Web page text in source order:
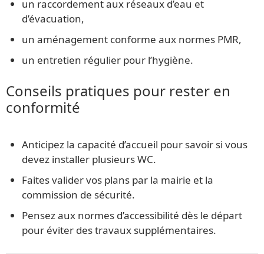
un raccordement aux réseaux d’eau et
d’évacuation,
un aménagement conforme aux normes PMR,
un entretien régulier pour l’hygiène.
Conseils pratiques pour rester en
conformité
Anticipez la capacité d’accueil pour savoir si vous
devez installer plusieurs WC.
Faites valider vos plans par la mairie et la
commission de sécurité.
Pensez aux normes d’accessibilité dès le départ
pour éviter des travaux supplémentaires.